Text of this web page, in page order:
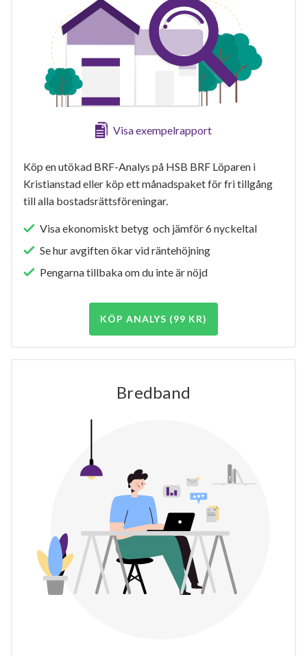
Visa exempelrapport
Köp en utökad BRF-Analys på HSB BRF Löparen i
Kristianstad eller köp ett månadspaket för fri tillgång
till alla bostadsrättsföreningar.
Visa ekonomiskt betyg och jämför 6 nyckeltal
Se hur avgiften ökar vid räntehöjning
Pengarna tillbaka om du inte är nöjd
KÖP ANALYS (99 KR)
Bredband